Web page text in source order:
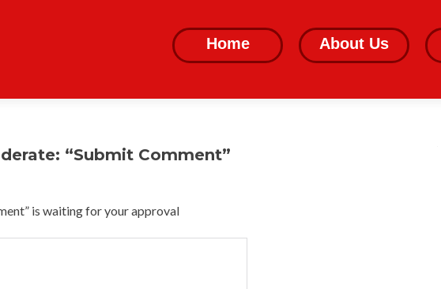
content
Home About Us
“Submit Comment”
is waiting for your approval